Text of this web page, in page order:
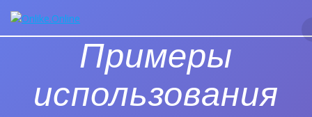
контенту
Примеры
использования